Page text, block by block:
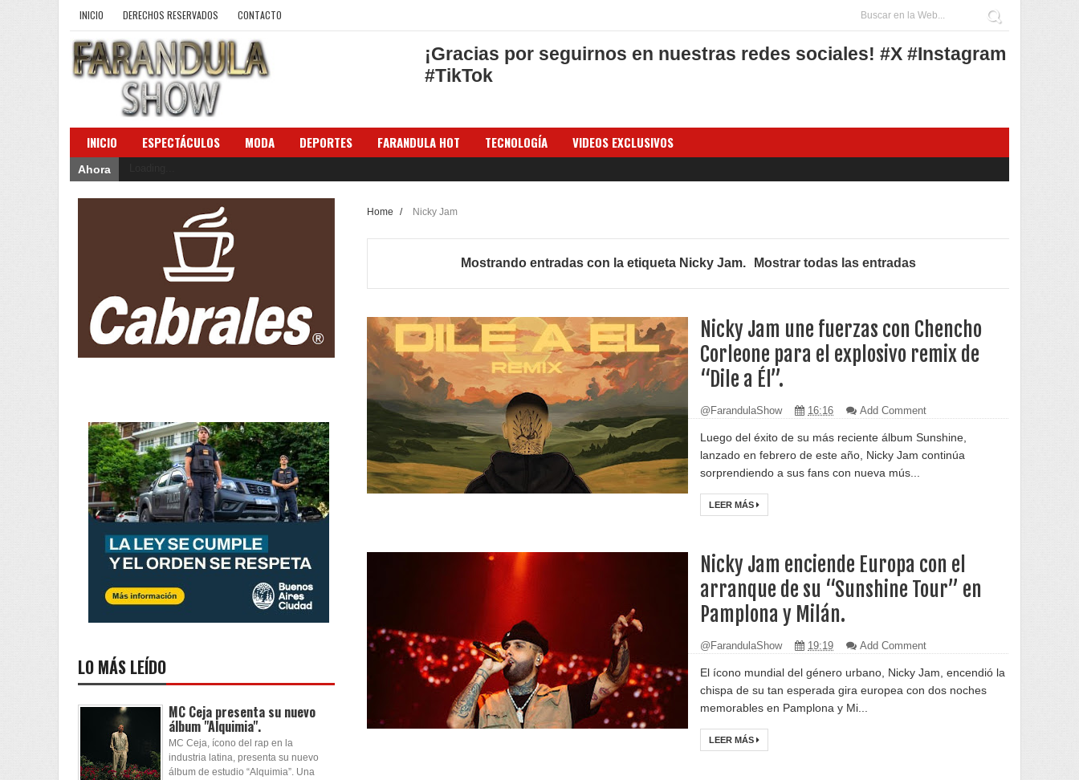
INICIO DERECHOS RESERVADOS CONTACTO
¡Gracias por seguirnos en nuestras redes sociales! #X #Instagram
#TikTok
INICIO ESPECTÁCULOS MODA DEPORTES FARANDULA HOT TECNOLOGÍA VIDEOS EXCLUSIVOS
Ahora
Home / Nicky Jam
Mostrando entradas con la etiqueta Nicky Jam. Mostrar todas las entradas
Nicky Jam une fuerzas con Chencho
Corleone para el explosivo remix de
“Dile a Él”.
@FarandulaShow 16:16 Add Comment
Luego del éxito de su más reciente álbum Sunshine,
lanzado en febrero de este año, Nicky Jam continúa
sorprendiendo a sus fans con nueva mús...
LEER MÁS
Nicky Jam enciende Europa con el
arranque de su “Sunshine Tour” en
Pamplona y Milán.
@FarandulaShow 19:19 Add Comment
El ícono mundial del género urbano, Nicky Jam, encendió la
chispa de su tan esperada gira europea con dos noches
memorables en Pamplona y Mi...
LEER MÁS
LO MÁS LEÍDO
MC Ceja presenta su nuevo
álbum "Alquimia".
MC Ceja, ícono del rap en la
industria latina, presenta su nuevo
álbum de estudio “Alquimia”. Una